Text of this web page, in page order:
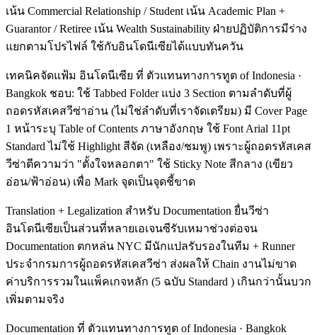
เน้น Commercial Relationship / Student เน้น Academic Plan +
Guarantor / Retiree เน้น Wealth Sustainability ฝ่ายปฏิบัติการมีร่าง
แยกตามโปรไฟล์ ใช้กับอินโดนีเซียได้แบบทันควัน
เทคนิคจัดแฟ้ม อินโดนีเซีย ที่ ตัวแทนทางการทูต of Indonesia ·
Bangkok ชอบ: ใช้ Tabbed Folder แบ่ง 3 Section ตามลำดับที่ผู้
ถอดรหัสเคสวีซ่าอ่าน (ไม่ใช่ลำดับที่เราจัดเตรียม) มี Cover Page
1 หน้าระบุ Table of Contents ภาษาอังกฤษ ใช้ Font Arial 11pt
Standard ไม่ใช้ Highlight สีจัด (เหลือง/ชมพู) เพราะผู้ถอดรหัสเคส
วีซ่าตีความว่า "ตั้งใจหลอกตา" ใช้ Sticky Note สีกลาง (เขียว
อ่อน/ฟ้าอ่อน) เพื่อ Mark จุดเป็นจุดชี้ขาด
Translation + Legalization สำหรับ Documentation ยื่นวีซ่า
อินโดนีเซียเป็นส่วนที่หลายเอเจนซีรับเหมาช่วงต่อจน
Documentation ตกหล่น NYC มีนักแปลรับรองในทีม + Runner
ประจำกรมการผู้ถอดรหัสเคสวีซ่า ส่งผลให้ Chain งานไม่ขาด
ค่าบริการรวมในแพ็คเกจหลัก (5 ฉบับ Standard ) เกินกว่านั้นบวก
เพิ่มตามจริง
Documentation ที่ ตัวแทนทางการทูต of Indonesia · Bangkok